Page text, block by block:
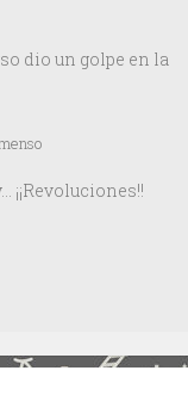
dio un golpe en la
¡¡Revoluciones!!